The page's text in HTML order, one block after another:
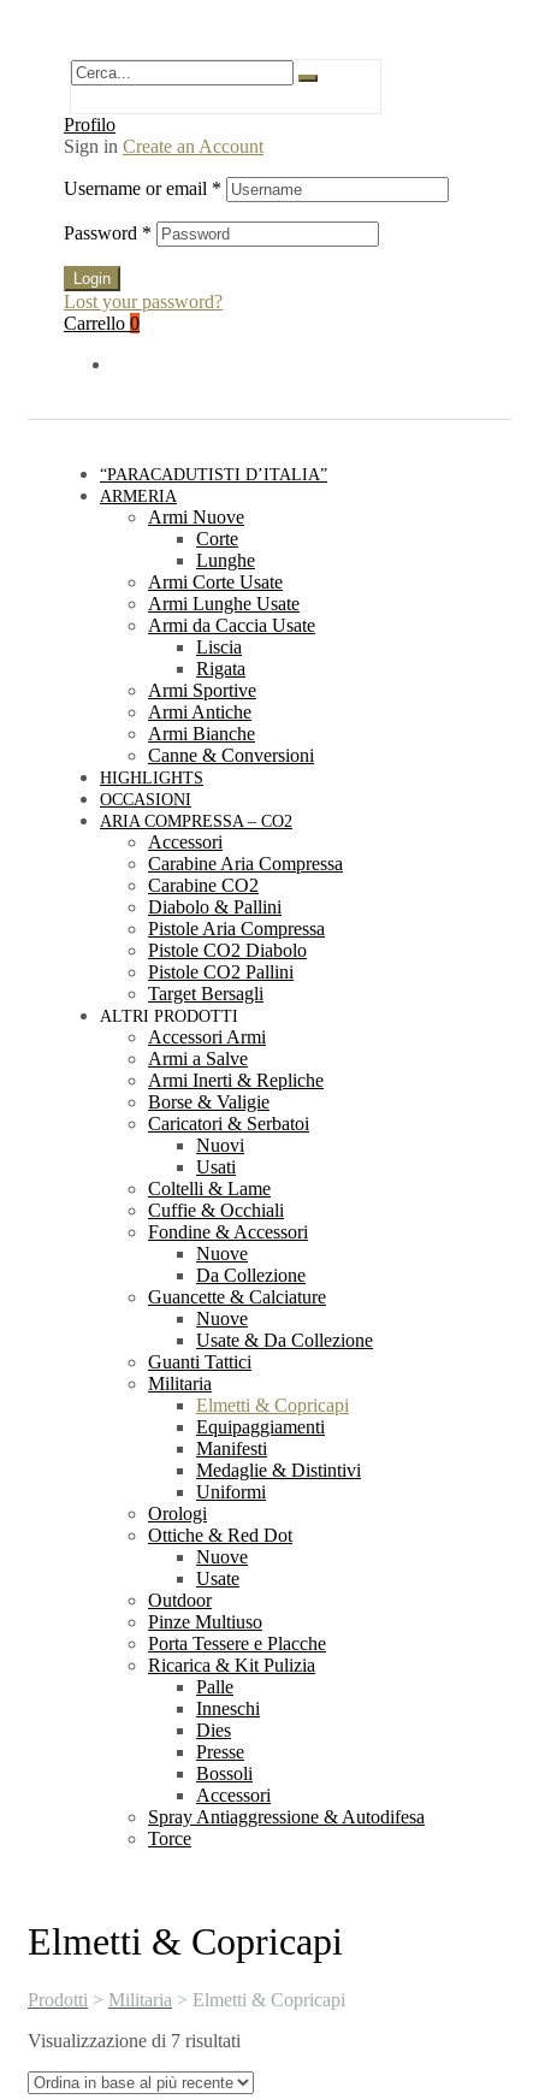
Profilo
Sign in Create an Account
Username or email *
Password *
Login
Lost your password?
Carrello 0
“PARACADUTISTI D’ITALIA”
ARMERIA
Armi Nuove
Corte
Lunghe
Armi Corte Usate
Armi Lunghe Usate
Armi da Caccia Usate
Liscia
Rigata
Armi Sportive
Armi Antiche
Armi Bianche
Canne & Conversioni
HIGHLIGHTS
OCCASIONI
ARIA COMPRESSA – CO2
Accessori
Carabine Aria Compressa
Carabine CO2
Diabolo & Pallini
Pistole Aria Compressa
Pistole CO2 Diabolo
Pistole CO2 Pallini
Target Bersagli
ALTRI PRODOTTI
Accessori Armi
Armi a Salve
Armi Inerti & Repliche
Borse & Valigie
Caricatori & Serbatoi
Nuovi
Usati
Coltelli & Lame
Cuffie & Occhiali
Fondine & Accessori
Nuove
Da Collezione
Guancette & Calciature
Nuove
Usate & Da Collezione
Guanti Tattici
Militaria
Elmetti & Copricapi
Equipaggiamenti
Manifesti
Medaglie & Distintivi
Uniformi
Orologi
Ottiche & Red Dot
Nuove
Usate
Outdoor
Pinze Multiuso
Porta Tessere e Placche
Ricarica & Kit Pulizia
Palle
Inneschi
Dies
Presse
Bossoli
Accessori
Spray Antiaggressione & Autodifesa
Torce
Elmetti & Copricapi
Prodotti > Militaria > Elmetti & Copricapi
Visualizzazione di 7 risultati
base